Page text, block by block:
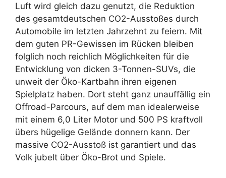
Luft wird gleich dazu genutzt, die Reduktion
des gesamtdeutschen CO2-Ausstoßes durch
Automobile im letzten Jahrzehnt zu feiern. Mit
dem guten PR-Gewissen im Rücken bleiben
folglich noch reichlich Möglichkeiten für die
Entwicklung von dicken 3-Tonnen-SUVs, die
unweit der Öko-Kartbahn ihren eigenen
Spielplatz haben. Dort steht ganz unauffällig ein
Offroad-Parcours, auf dem man idealerweise
mit einem 6,0 Liter Motor und 500 PS kraftvoll
übers hügelige Gelände donnern kann. Der
massive CO2-Ausstoß ist garantiert und das
Volk jubelt über Öko-Brot und Spiele.